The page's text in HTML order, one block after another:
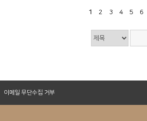
1
2 3 4 5 6
이메일 무단수집 거부